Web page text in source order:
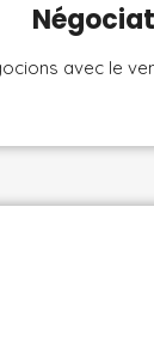
avec le